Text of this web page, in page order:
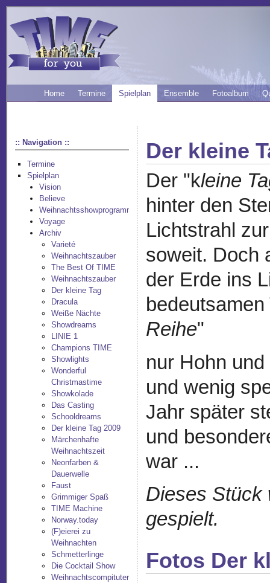
Home Termine Spielplan Ensemble Fotoalbum
:: Navigation ::
Termine
Spielplan
Vision
Believe
Weihnachtsshowprogramm
Voyage
Archiv
Varieté
Weihnachtszauber
The Best Of TIME
Weihnachtszauber
Der kleine Tag
Dracula
Weiße Nächte
Showdreams
LINIE 1
Champions TIME
Showlights
Wonderful
Christmastime
Showkolade
Das Casting
Schooldreams
Der kleine Tag 2009
Märchenhafte
Weihnachtszeit
Neonfarben &
Dauerwelle
Faust
Grimmiger Spaß
TIME Machine
Norway.today
(F)eierei zu
Weihnachten
Schmetterlinge
Die Cocktail Show
Weihnachtscompituter
Der kleine
Der "kleine
hinter den
Lichtstrahl
soweit. Doch
der Erde ins
Reihe"
nur Hohn
und wenig
Jahr später
und
war ...
Dieses Stück
gespielt.
Fotos Der